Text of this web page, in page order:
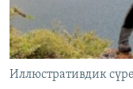
Иллюстративдик